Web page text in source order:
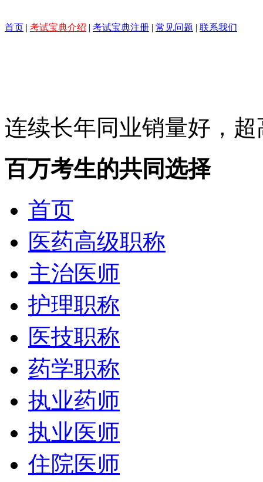
首页 | 考试宝典介绍 | 考试宝典注册 | 常见问题 | 联系我们
连续长年同业销量好，
百万考生的共同选择
首页
医药高级职称
主治医师
护理职称
医技职称
药学职称
执业药师
执业医师
住院医师